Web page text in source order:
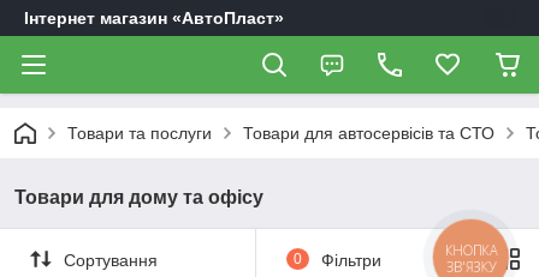
Інтернет магазин «АвтоПласт»
Товари та послуги Товари для автосервісів та СТО
Товари для дому та офісу
Сортування 0 Фільтри
КНОПКА
ЗВ'ЯЗКУ